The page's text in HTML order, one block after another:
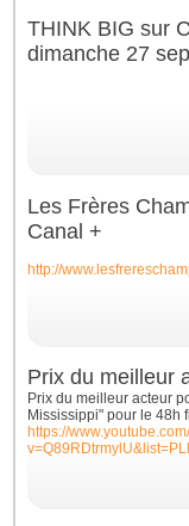
THINK BIG sur
dimanche 27
Les Frères
Canal +
http://
Prix du meilleur
Prix du meilleur acteur
Mississippi" pour le 48h
https://